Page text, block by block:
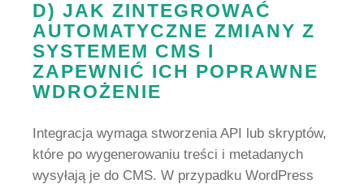
D) JAK ZINTEGROWAĆ
AUTOMATYCZNE ZMIANY Z
SYSTEMEM CMS I
ZAPEWNIĆ ICH POPRAWNE
WDROŻENIE
Integracja wymaga stworzenia API lub skryptów,
które po wygenerowaniu treści i metadanych
wysyłają je do CMS. W przypadku WordPress